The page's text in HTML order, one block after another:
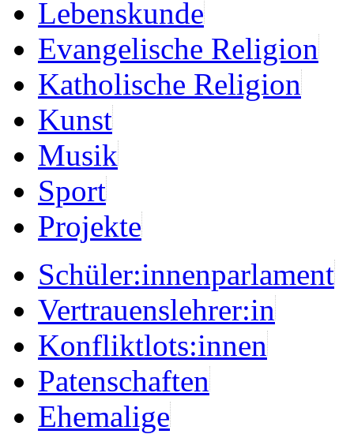
Lebenskunde
Evangelische Religion
Katholische Religion
Kunst
Musik
Sport
Projekte
Schüler:innenparlament
Vertrauenslehrer:in
Konfliktlots:innen
Patenschaften
Ehemalige